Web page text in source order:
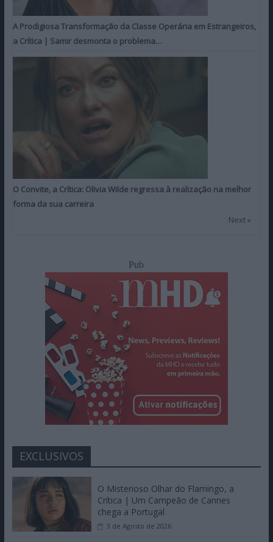
A Prodigiosa Transformação da Classe Operária em Estrangeiros,
a Crítica | Samir desmonta o problema…
O Convite, a Crítica: Olivia Wilde regressa à realização na melhor
forma da sua carreira
Next »
Pub
EXCLUSIVOS
O Misterioso Olhar do Flamingo, a
Crítica | Um Campeão de Cannes
chega a Portugal
3 de Agosto de 2026